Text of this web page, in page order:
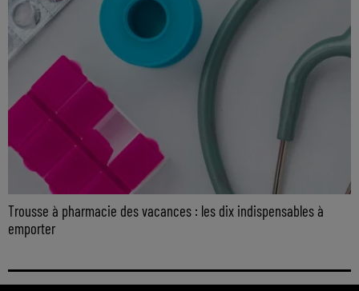
Trousse à pharmacie des vacances : les dix indispensables à
emporter